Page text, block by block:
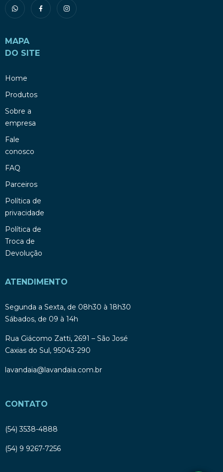
MAPA
DO SITE
Home
Produtos
Sobre a
empresa
Fale
conosco
FAQ
Parceiros
Política de
privacidade
Política de
Troca de
Devolução
ATENDIMENTO
Segunda a Sexta, de 08h30 à 18h30
Sábados, de 09 à 14h
Rua Giácomo Zatti, 2691 – São José
Caxias do Sul, 95043-290
lavandaia@lavandaia.com.br
CONTATO
(54) 3538-4888
(54) 9 9267-7256